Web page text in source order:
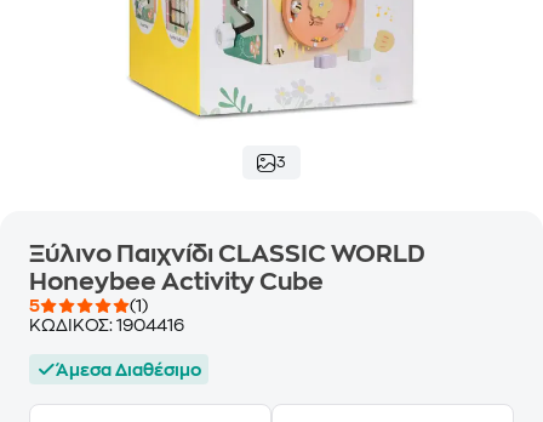
3
Ξύλινο Παιχνίδι CLASSIC WORLD
Honeybee Activity Cube
5
(1)
ΚΩΔΙΚΟΣ: 1904416
Άμεσα Διαθέσιμο